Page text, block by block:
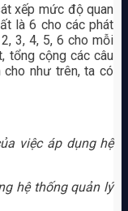
xếp mức độ quan
là 6 cho các phát
3, 4, 5, 6 cho mỗi
tổng cộng các câu
như trên, ta có
việc áp dụng hệ
hệ thống quản lý